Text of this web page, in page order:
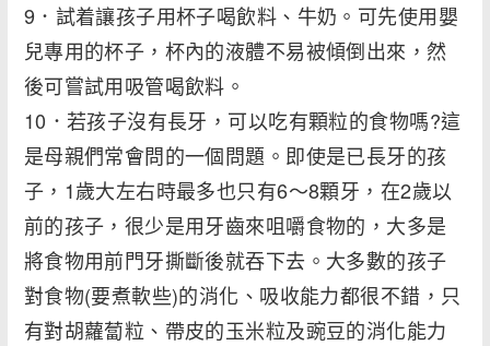
9．試着讓孩子用杯子喝飲料、牛奶。可先使用嬰
兒專用的杯子，杯內的液體不易被傾倒出來，然
後可嘗試用吸管喝飲料。
10．若孩子沒有長牙，可以吃有顆粒的食物嗎?這
是母親們常會問的一個問題。即使是已長牙的孩
子，1歲大左右時最多也只有6～8顆牙，在2歲以
前的孩子，很少是用牙齒來咀嚼食物的，大多是
將食物用前門牙撕斷後就吞下去。大多數的孩子
對食物(要煮軟些)的消化、吸收能力都很不錯，只
有對胡蘿蔔粒、帶皮的玉米粒及豌豆的消化能力